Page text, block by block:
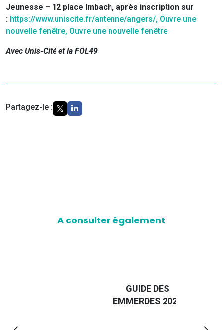
Jeunesse – 12 place Imbach, après inscription sur
: https://www.uniscite.fr/antenne/angers/, Ouvre une
nouvelle fenêtre, Ouvre une nouvelle fenêtre
Avec Unis-Cité et la FOL49
Partagez-le :
A consulter également
EMMERDES 2025